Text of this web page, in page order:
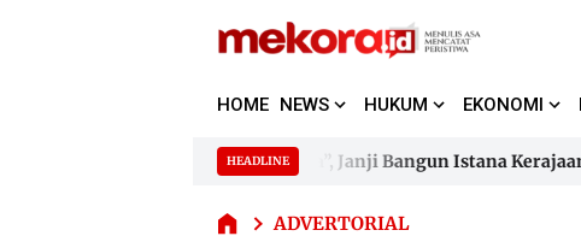
HOME NEWS HUKUM EKONOMI
HEADLINE
“Sulo Tappidena Balanipa”, Janji Bangun Istana Kerajaan
“Sulo Tappidena Balanipa”, Janji Bangun Istana Kerajaan
ADVERTORIAL
dan
Pemprov
Sepakati